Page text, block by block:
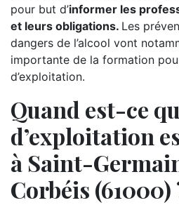
pour but d’informer les
et leurs obligations. Les
dangers de l’alcool vont
importante de la formation
d’exploitation.
Quand est-ce
d’exploitation
à Saint-
Corbéis (61000)